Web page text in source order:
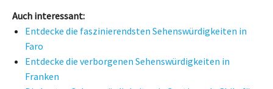
Auch interessant:
Entdecke die faszinierendsten Sehenswürdigkeiten in
Faro
Entdecke die verborgenen Sehenswürdigkeiten in
Franken